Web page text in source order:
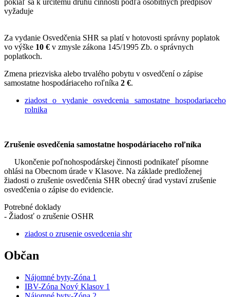
vyžaduje
Za vydanie Osvedčenia SHR sa platí v hotovosti správny poplatok
vo výške 10 € v zmysle zákona 145/1995 Zb. o správnych
poplatkoch.
Zmena priezviska alebo trvalého pobytu v osvedčení o zápise
samostatne hospodáriaceho roľníka 2 €.
ziadost o vydanie osvedcenia samostatne hospodariaceho
rolnika
Zrušenie osvedčenia samostatne hospodáriaceho roľníka
Ukončenie poľnohospodárskej činnosti podnikateľ písomne
ohlási na Obecnom úrade v Klasove. Na základe predloženej
žiadosti o zrušenie osvedčenia SHR obecný úrad vystaví zrušenie
osvedčenia o zápise do evidencie.
Potrebné doklady
- Žiadosť o zrušenie OSHR
ziadost o zrusenie osvedcenia shr
Občan
Nájomné byty-Zóna 1
IBV-Zóna Nový Klasov 1